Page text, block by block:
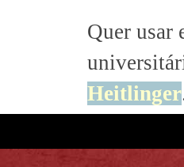
Quer usar
Heitlinger